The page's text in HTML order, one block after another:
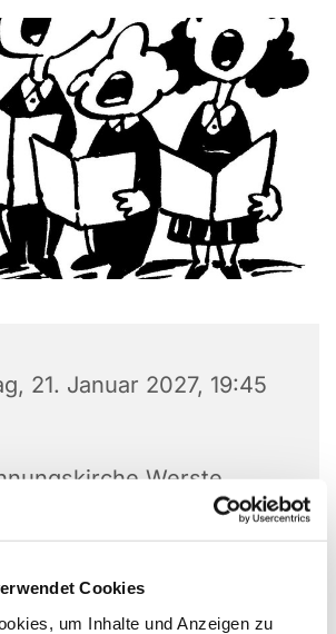
Cookies
um Inhalte und Anzeigen zu
21. Januar 2027, 19:45
Werste,